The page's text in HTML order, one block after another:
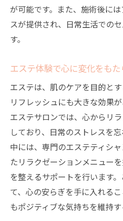
が可能です。また、施術後に
スが提供され、日常生活での
す。
エステ体験で心に変化をも
エステは、肌のケアを目的と
リフレッシュにも大きな効果
エステサロンでは、心からリ
しており、日常のストレスを
中には、専門のエステティシ
たリラクゼーションメニュー
を整えるサポートを行います
て、心の安らぎを手に入れる
もポジティブな気持ちを維持す